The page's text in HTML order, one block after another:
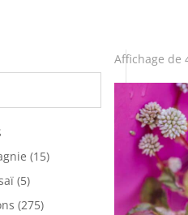
(15)
(5)
(275)
Affichage de